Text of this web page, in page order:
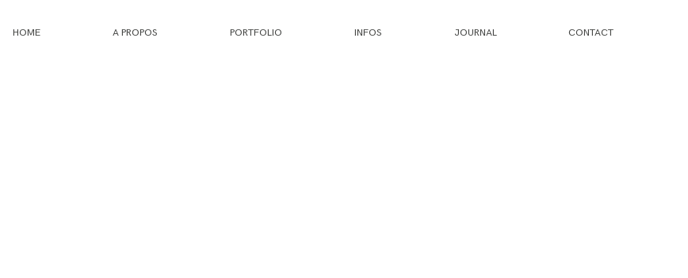
HOME A PROPOS PORTFOLIO INFOS JOURNAL CONTACT